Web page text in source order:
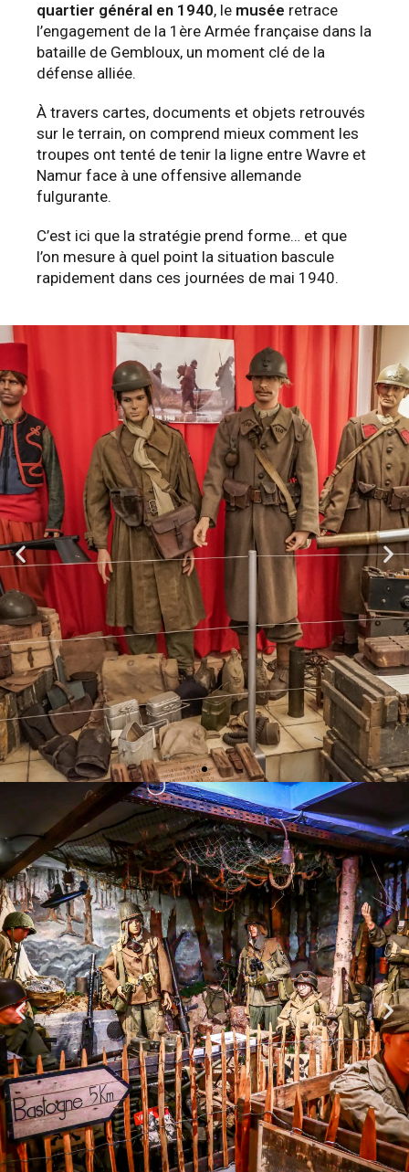
quartier général en 1940, le musée retrace
l’engagement de la 1ère Armée française dans la
bataille de Gembloux, un moment clé de la
défense alliée.
À travers cartes, documents et objets retrouvés
sur le terrain, on comprend mieux comment les
troupes ont tenté de tenir la ligne entre Wavre et
Namur face à une offensive allemande
fulgurante.
C’est ici que la stratégie prend forme… et que
l’on mesure à quel point la situation bascule
rapidement dans ces journées de mai 1940.